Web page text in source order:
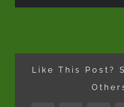
Like This Post?